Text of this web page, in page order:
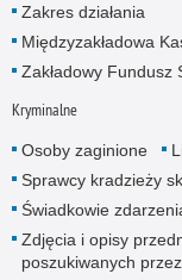
Zakres działania
Międzyzakładowa
Zakładowy Fundusz
Kryminalne
Osoby zaginione
Sprawcy kradzieży
Świadkowie
Zdjęcia i opisy
poszukiwanych